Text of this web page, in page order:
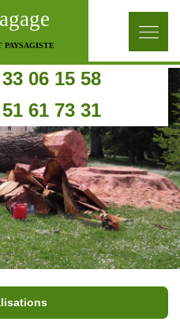
PAYSAGISTE
06 15 58
61 73 31